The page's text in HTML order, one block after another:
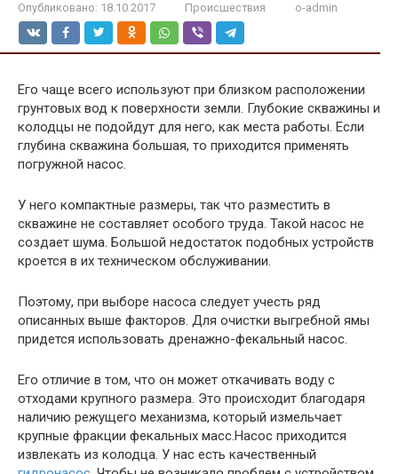
Опубликовано: 18.10.2017 Происшествия o-admin
Его чаще всего используют при близком расположении
грунтовых вод к поверхности земли. Глубокие скважины и
колодцы не подойдут для него, как места работы. Если
глубина скважина большая, то приходится применять
погружной насос.
У него компактные размеры, так что разместить в
скважине не составляет особого труда. Такой насос не
создает шума. Большой недостаток подобных устройств
кроется в их техническом обслуживании.
Поэтому, при выборе насоса следует учесть ряд
описанных выше факторов. Для очистки выгребной ямы
придется использовать дренажно-фекальный насос.
Его отличие в том, что он может откачивать воду с
отходами крупного размера. Это происходит благодаря
наличию режущего механизма, который измельчает
крупные фракции фекальных масс.Насос приходится
извлекать из колодца. У нас есть качественный